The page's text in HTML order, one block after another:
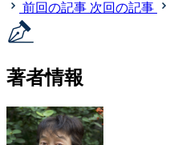
前回の記事 次回の記事
著者情報